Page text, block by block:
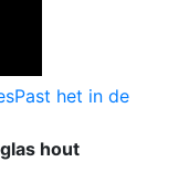
Past het in de
hout